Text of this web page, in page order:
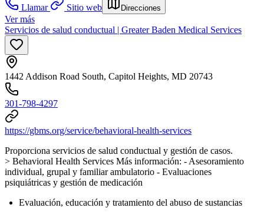
Llamar
Sitio web Direcciones
Ver más
Servicios de salud conductual | Greater Baden Medical Services
1442 Addison Road South, Capitol Heights, MD 20743
301-798-4297
https://gbms.org/service/behavioral-health-services
Proporciona servicios de salud conductual y gestión de casos.
> Behavioral Health Services Más información: - Asesoramiento
individual, grupal y familiar ambulatorio - Evaluaciones
psiquiátricas y gestión de medicación
Evaluación, educación y tratamiento del abuso de sustancias